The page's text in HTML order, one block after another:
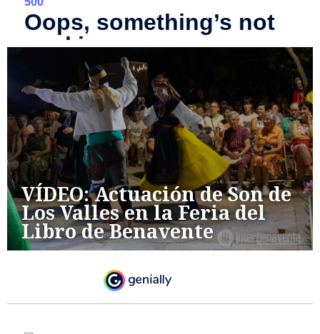
VÍDEO: Actuación de Son de
Los Valles en la Feria del
Libro de Benavente